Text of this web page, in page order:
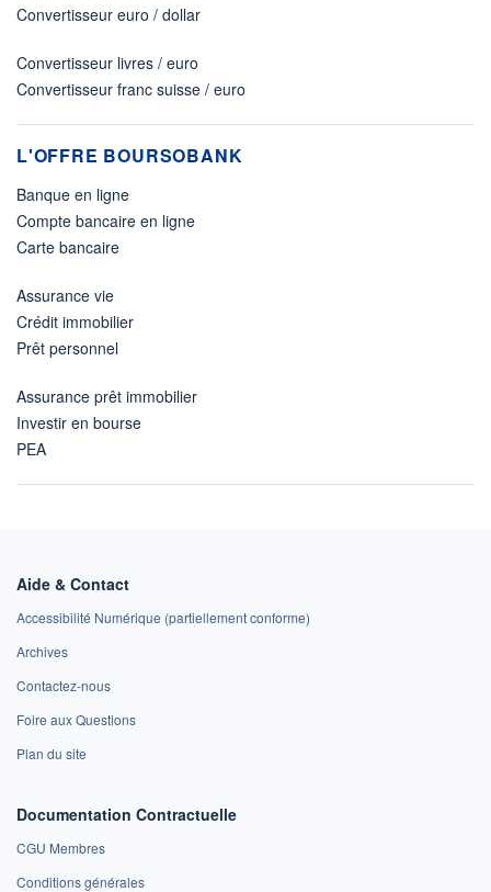
Convertisseur euro / dollar
Convertisseur livres / euro
Convertisseur franc suisse / euro
L'OFFRE BOURSOBANK
Banque en ligne
Compte bancaire en ligne
Carte bancaire
Assurance vie
Crédit immobilier
Prêt personnel
Assurance prêt immobilier
Investir en bourse
PEA
Aide & Contact
Accessibilité Numérique (partiellement conforme)
Archives
Contactez-nous
Foire aux Questions
Plan du site
Documentation Contractuelle
CGU Membres
Conditions générales